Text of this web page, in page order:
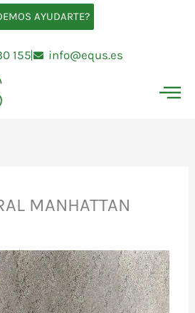
AYUDARTE?
155 info@equs.es
MANHATTAN